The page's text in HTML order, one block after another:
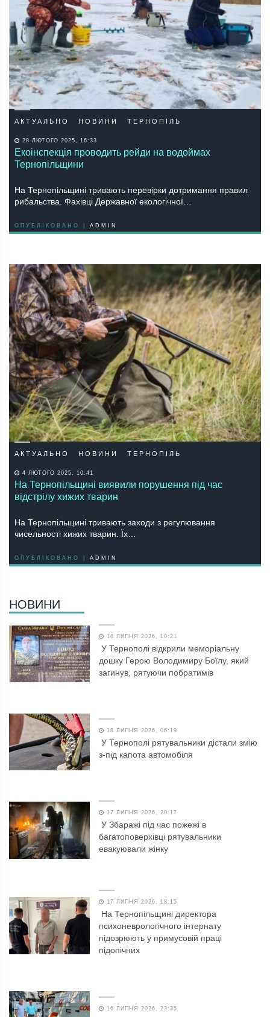
АКТУАЛЬНО НОВИНИ ТЕРНОПІЛЬ
28 ЛЮТОГО 2025, 16:33
Екоінспекція проводить рейди на водоймах
Тернопільщини
На Тернопільщині тривають перевірки дотримання правил
рибальства. Фахівці Державної екологічної…
ОПУБЛІКОВАНО | ADMIN
АКТУАЛЬНО НОВИНИ ТЕРНОПІЛЬ
4 ЛЮТОГО 2025, 10:41
На Тернопільщині виявили порушення під час
відстрілу хижих тварин
На Тернопільщині тривають заходи з регулювання
чисельності хижих тварин. Їх…
ОПУБЛІКОВАНО | ADMIN
НОВИНИ
18 ЛИПНЯ 2026, 10:21
У Тернополі відкрили меморіальну
дошку Герою Володимиру Боїлу, який
загинув, рятуючи побратимів
18 ЛИПНЯ 2026, 06:19
У Тернополі рятувальники дістали змію
з-під капота автомобіля
17 ЛИПНЯ 2026, 20:17
У Збаражі під час пожежі в
багатоповерхівці рятувальники
евакуювали жінку
17 ЛИПНЯ 2026, 18:15
На Тернопільщині директора
психоневрологічного інтернату
підозрюють у примусовій праці
підопічних
16 ЛИПНЯ 2026, 23:35